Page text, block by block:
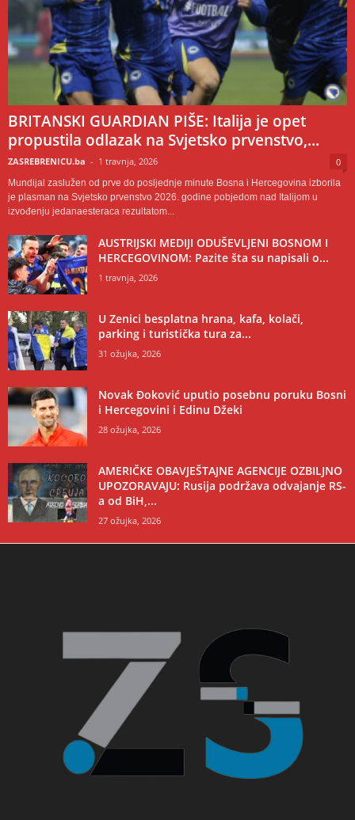
BRITANSKI GUARDIAN PIŠE: Italija je opet
propustila odlazak na Svjetsko prvenstvo,...
ZASREBRENICU.ba - 1 travnja, 2026 0
Mundijal zaslužen od prve do posljednje minute Bosna i Hercegovina izborila
je plasman na Svjetsko prvenstvo 2026. godine pobjedom nad Italijom u
izvođenju jedanaesteraca rezultatom...
AUSTRIJSKI MEDIJI ODUŠEVLJENI BOSNOM I
HERCEGOVINOM: Pazite šta su napisali o...
1 travnja, 2026
U Zenici besplatna hrana, kafa, kolači,
parking i turistička tura za...
31 ožujka, 2026
Novak Đoković uputio posebnu poruku Bosni
i Hercegovini i Edinu Džeki
28 ožujka, 2026
AMERIČKE OBAVJEŠTAJNE AGENCIJE OZBILJNO
UPOZORAVAJU: Rusija podržava odvajanje RS-
a od BiH,...
27 ožujka, 2026